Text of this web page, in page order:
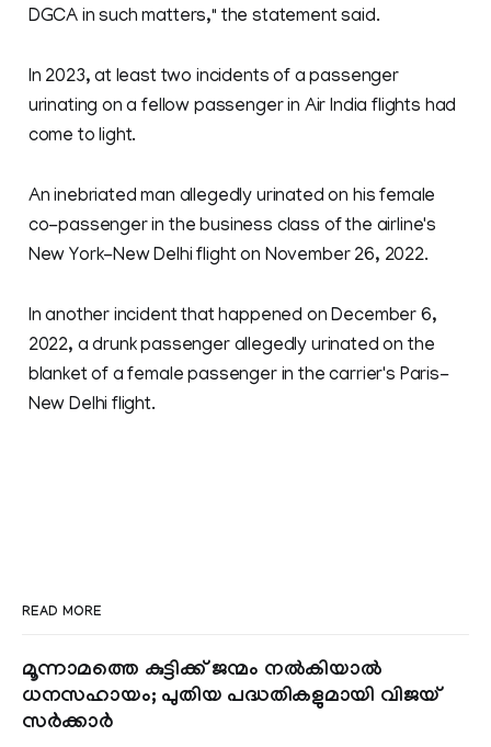
DGCA in such matters," the statement said.
In 2023, at least two incidents of a passenger
urinating on a fellow passenger in Air India flights had
come to light.
An inebriated man allegedly urinated on his female
co-passenger in the business class of the airline's
New York-New Delhi flight on November 26, 2022.
In another incident that happened on December 6,
2022, a drunk passenger allegedly urinated on the
blanket of a female passenger in the carrier's Paris-
New Delhi flight.
READ MORE
മൂന്നാമത്തെ കുട്ടിക്ക് ജന്മം നൽകിയാൽ
ധനസഹായം; പുതിയ പദ്ധതികളുമായി വിജയ്
സർക്കാർ